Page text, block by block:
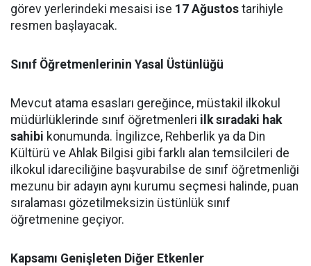
görev yerlerindeki mesaisi ise 17 Ağustos tarihiyle
resmen başlayacak.
Sınıf Öğretmenlerinin Yasal Üstünlüğü
Mevcut atama esasları gereğince, müstakil ilkokul
müdürlüklerinde sınıf öğretmenleri ilk sıradaki hak
sahibi konumunda. İngilizce, Rehberlik ya da Din
Kültürü ve Ahlak Bilgisi gibi farklı alan temsilcileri de
ilkokul idareciliğine başvurabilse de sınıf öğretmenliği
mezunu bir adayın aynı kurumu seçmesi halinde, puan
sıralaması gözetilmeksizin üstünlük sınıf
öğretmenine geçiyor.
Kapsamı Genişleten Diğer Etkenler